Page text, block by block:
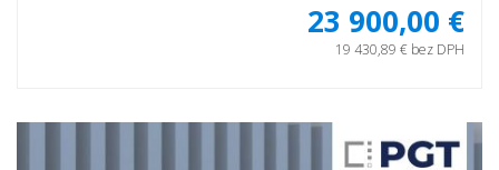
23 900,00 €
19 430,89 € bez DPH